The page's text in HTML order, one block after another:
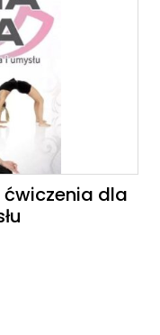
ćwiczenia dla